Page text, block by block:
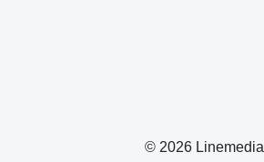
© 2026 Linemedia